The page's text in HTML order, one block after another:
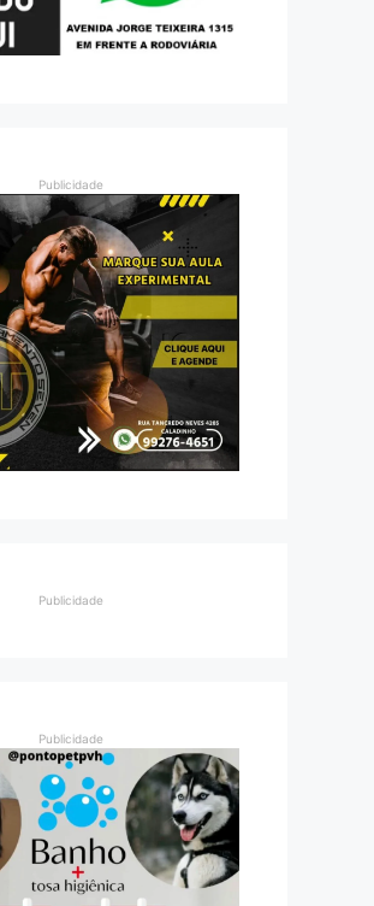
Publicidade
Publicidade
Publicidade